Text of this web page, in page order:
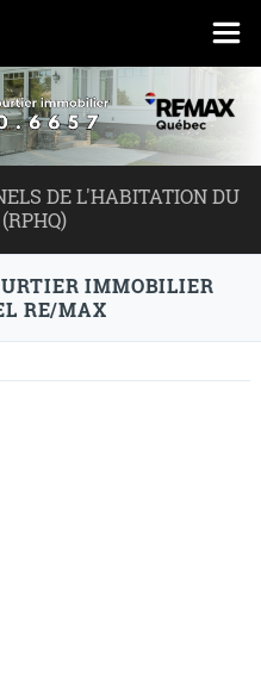
DE L'HABITATION DU
IMMOBILIER
RE/MAX